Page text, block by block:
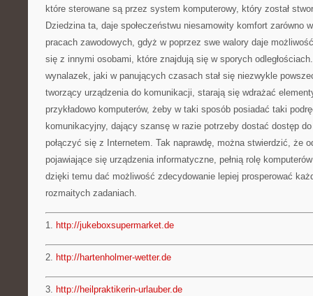
które sterowane są przez system komputerowy, który został
Dziedzina ta, daje społeczeństwu niesamowity komfort zarówno
pracach zawodowych, gdyż w poprzez swe walory daje
się z innymi osobami, które znajdują się w sporych
wynalazek, jaki w panujących czasach stał się niezwykle
tworzący urządzenia do komunikacji, starają się wdrażać
przykładowo komputerów, żeby w taki sposób posiadać taki
komunikacyjny, dający szansę w razie potrzeby dostać dostęp
połączyć się z Internetem. Tak naprawdę, można stwierdzić, że
pojawiające się urządzenia informatyczne, pełnią rolę
dzięki temu dać możliwość zdecydowanie lepiej prosperować
rozmaitych zadaniach.
1. http://jukeboxsupermarket.de
2. http://hartenholmer-wetter.de
3. http://heilpraktikerin-urlauber.de